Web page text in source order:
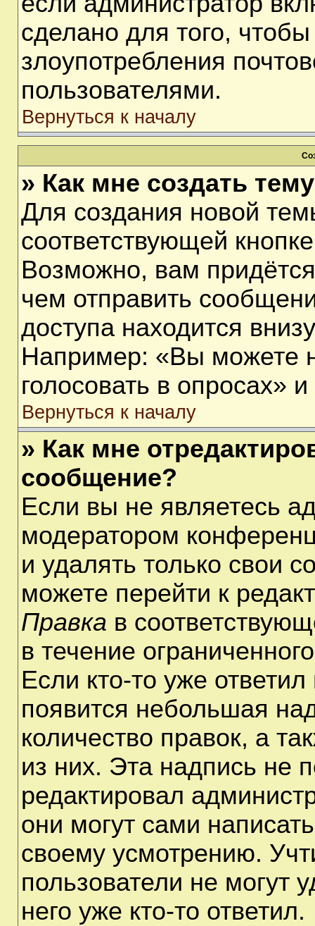
сделано для того,
злоупотребления
пользователями.
Вернуться к началу
» Как мне создать
Для создания новой
соответствующей
Возможно, вам
чем отправить
доступа находится
Например: «Вы можете
голосовать в опросах» и
Вернуться к началу
» Как мне
сообщение?
Если вы не являетесь
модератором
и удалять только свои
можете перейти к
Правка в
в течение
Если кто-то уже
появится небольшая
количество правок, а
из них. Эта надпись не
редактировал
они могут сами
своему усмотрению.
пользователи не могут
него уже кто-то ответил.